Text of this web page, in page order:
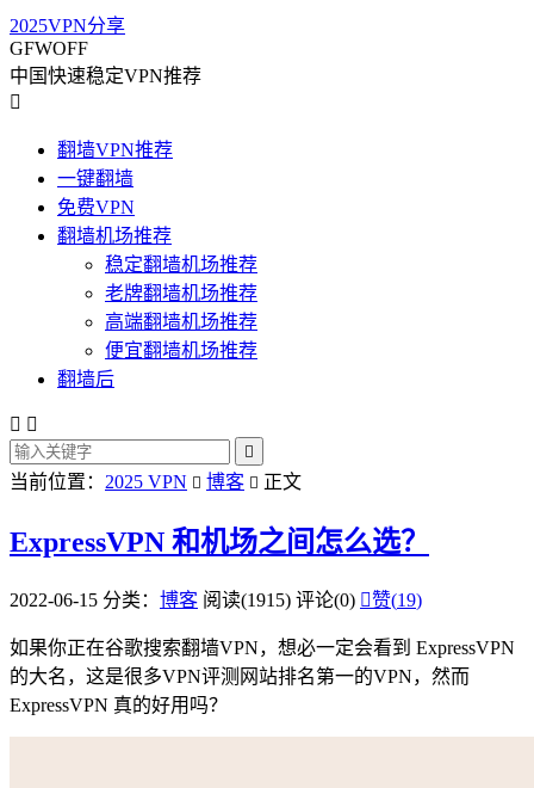
2025VPN分享
GFWOFF
中国快速稳定VPN推荐

翻墙VPN推荐
一键翻墙
免费VPN
翻墙机场推荐
稳定翻墙机场推荐
老牌翻墙机场推荐
高端翻墙机场推荐
便宜翻墙机场推荐
翻墙后
 

当前位置： 2025 VPN  博客  正文
ExpressVPN 和机场之间怎么选？
2022-06-15 分类： 博客 阅读(1915) 评论(0) 赞(19)
如果你正在谷歌搜索翻墙VPN，想必一定会看到 ExpressVPN
的大名，这是很多VPN评测网站排名第一的VPN，然而
ExpressVPN 真的好用吗？